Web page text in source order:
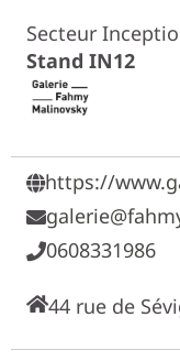
Secteur
Stand IN12
https://
0608331986
44 rue de